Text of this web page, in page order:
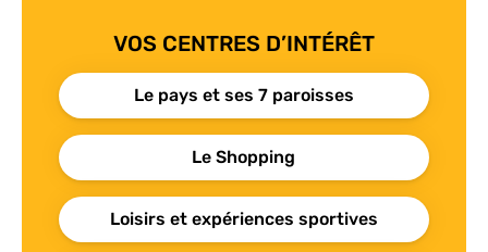
VOS CENTRES D’INTÉRÊT
Le pays et ses 7 paroisses
Le Shopping
Loisirs et expériences sportives